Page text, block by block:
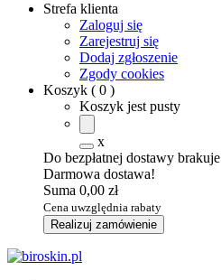
Strefa klienta
Zaloguj się
Zarejestruj się
Dodaj zgłoszenie
Zgody cookies
Koszyk ( 0 )
Koszyk jest pusty
x
Do bezpłatnej dostawy brakuje
Darmowa dostawa!
Suma 0,00 zł
Cena uwzględnia rabaty
Realizuj zamówienie